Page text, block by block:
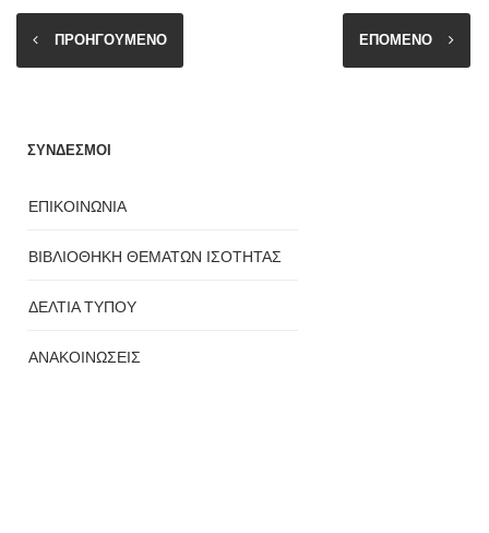
ΠΡΟΗΓΟΥΜΕΝΟ ΕΠΟΜΕΝΟ
ΣΥΝΔΕΣΜΟΙ
ΕΠΙΚΟΙΝΩΝΙΑ
ΒΙΒΛΙΟΘΗΚΗ ΘΕΜΑΤΩΝ ΙΣΟΤΗΤΑΣ
ΔΕΛΤΙΑ ΤΥΠΟΥ
ΑΝΑΚΟΙΝΩΣΕΙΣ